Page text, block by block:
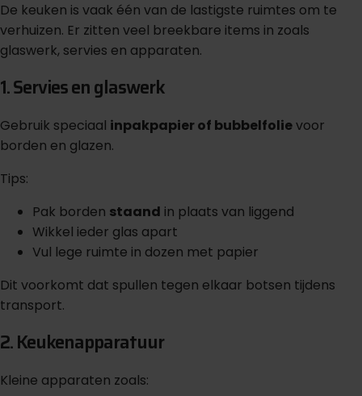
De keuken is vaak één van de lastigste ruimtes om te
verhuizen. Er zitten veel breekbare items in zoals
glaswerk, servies en apparaten.
1. Servies en glaswerk
Gebruik speciaal inpakpapier of bubbelfolievoor
borden en glazen.
Tips:
Pak borden staand in plaats van liggend
Wikkel ieder glas apart
Vul lege ruimte in dozen met papier
Dit voorkomt dat spullen tegen elkaar botsen tijdens
transport.
2. Keukenapparatuur
Kleine apparaten zoals: